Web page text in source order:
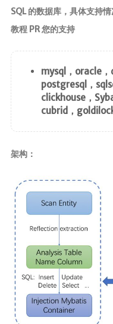
SQL 的数据库，具体支持
教程 PR 您的支持
mysql，oracle，
postgresql，
clickhouse，
cubrid，
架构：
Nginx
HaProxy
分布式
FastDFS
Minio
中间件
RabbitMQ
Canal
Quartz
java开发
javaSE